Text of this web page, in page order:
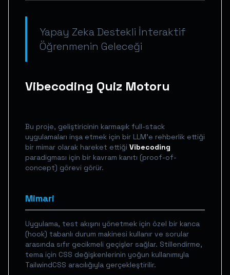
Yapay Zeka Destekli İnteraktif
Öğrenmenin Geleceği
Vibecoding Quiz Motoru
Bu proje, geliştiricinin karmaşık full-stack
uygulamaları inşa etmek için bir LLM'e rehberlik ettiği
bir mimar olarak hareket ettiği Vibecoding
paradigması için bir kavram kanıtı (proof-of-
concept) görevi görür.
Mimari
Uygulama, test akışını yönetmek için özel bir kanca
(hook) tabanlı durum makinesi kullanır ve sorular
arasında sıfır gecikmeli geçişler sağlar. Stillendirme,
tema için CSS değişkenlerinin yoğun kullanımıyla
TailwindCSS aracılığıyla gerçekleştirilir.